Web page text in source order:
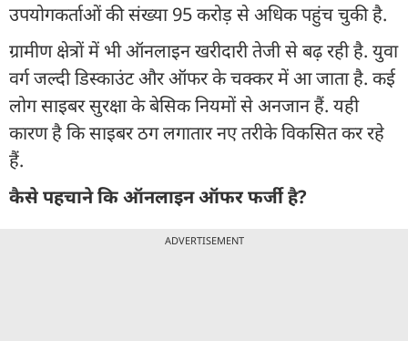
उपयोगकर्ताओं की संख्या 95 करोड़ से अधिक पहुंच चुकी है.
ग्रामीण क्षेत्रों में भी ऑनलाइन खरीदारी तेजी से बढ़ रही है. युवा
वर्ग जल्दी डिस्काउंट और ऑफर के चक्कर में आ जाता है. कई
लोग साइबर सुरक्षा के बेसिक नियमों से अनजान हैं. यही
कारण है कि साइबर ठग लगातार नए तरीके विकसित कर रहे
हैं.
कैसे पहचाने कि ऑनलाइन ऑफर फर्जी है?
ADVERTISEMENT